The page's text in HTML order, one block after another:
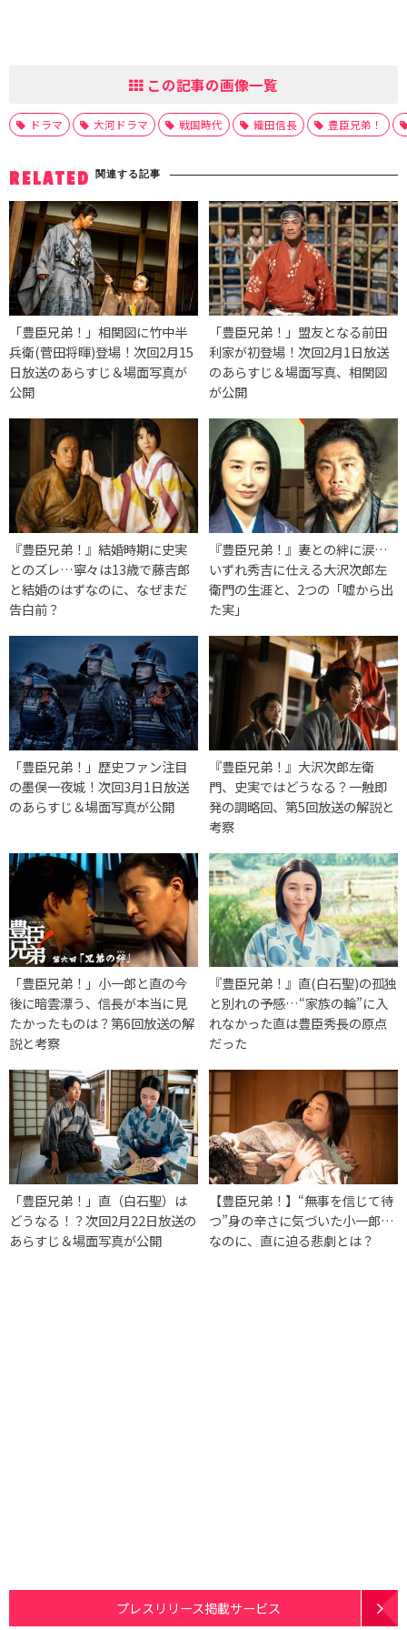
この記事の画像一覧
ドラマ 大河ドラマ 戦国時代 織田信長 豊臣兄弟！
RELATED 関連する記事
「豊臣兄弟！」相関図に竹中半
兵衛(菅田将暉)登場！次回2月15
日放送のあらすじ＆場面写真が
公開
「豊臣兄弟！」盟友となる前田
利家が初登場！次回2月1日放送
のあらすじ＆場面写真、相関図
が公開
『豊臣兄弟！』結婚時期に史実
とのズレ…寧々は13歳で藤吉郎
と結婚のはずなのに、なぜまだ
告白前？
『豊臣兄弟！』妻との絆に涙…
いずれ秀吉に仕える大沢次郎左
衛門の生涯と、2つの「嘘から出
た実」
「豊臣兄弟！」歴史ファン注目
の墨俣一夜城！次回3月1日放送
のあらすじ＆場面写真が公開
『豊臣兄弟！』大沢次郎左衛
門、史実ではどうなる？一触即
発の調略回、第5回放送の解説と
考察
「豊臣兄弟！」小一郎と直の今
後に暗雲漂う、信長が本当に見
たかったものは？第6回放送の解
説と考察
『豊臣兄弟！』直(白石聖)の孤独
と別れの予感…“家族の輪”に入
れなかった直は豊臣秀長の原点
だった
「豊臣兄弟！」直（白石聖）は
どうなる！？次回2月22日放送の
あらすじ＆場面写真が公開
【豊臣兄弟！】“無事を信じて待
つ”身の辛さに気づいた小一郎…
なのに、直に迫る悲劇とは？
プレスリリース掲載サービス